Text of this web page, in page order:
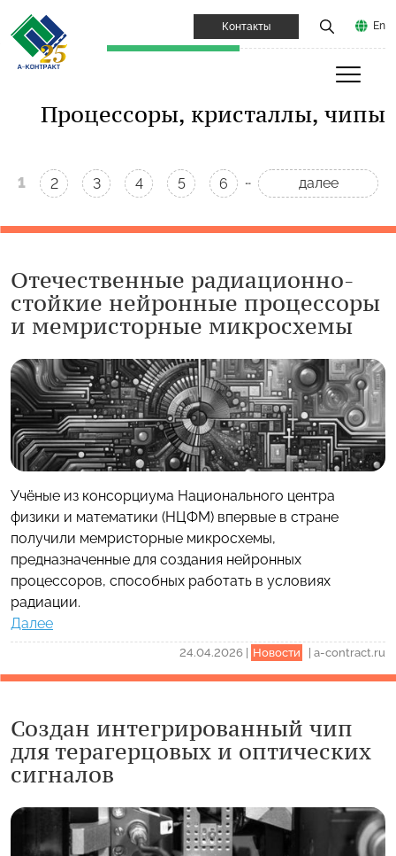
Контакты En
Процессоры, кристаллы, чипы
1 2 3 4 5 6 … далее
Отечественные радиационно-
стойкие нейронные процессоры
и мемристорные микросхемы
Учёные из консорциума Национального центра
физики и математики (НЦФМ) впервые в стране
получили мемристорные микросхемы,
предназначенные для создания нейронных
процессоров, способных работать в условиях
радиации.
Далее
24.04.2026 Новости a-contract.ru
Создан интегрированный чип
для терагерцовых и оптических
сигналов